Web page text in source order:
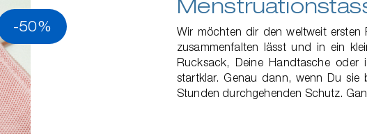
-50%
Wir möchten dir den weltweit ersten
zusammenfalten lässt und in ein
Rucksack, Deine Handtasche
startklar. Genau dann, wenn Du
Stunden durchgehenden Schutz.